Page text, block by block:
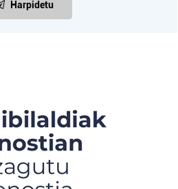
Harpidetu